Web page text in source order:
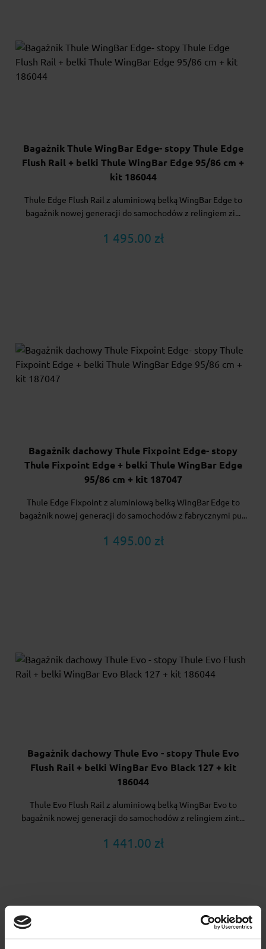
Bagażnik Thule WingBar Edge- stopy Thule Edge
Flush Rail + belki Thule WingBar Edge 95/86 cm +
kit 186044
Thule Edge Flush Rail z aluminiową belką WingBar Edge to
bagażnik nowej generacji do samochodów z relingiem zi...
1 495.00 zł
Bagażnik dachowy Thule Fixpoint Edge- stopy
Thule Fixpoint Edge + belki Thule WingBar Edge
95/86 cm + kit 187047
Thule Edge Fixpoint z aluminiową belką WingBar Edge to
bagażnik nowej generacji do samochodów z fabrycznymi pu...
1 495.00 zł
Bagażnik dachowy Thule Evo - stopy Thule Evo
Flush Rail + belki WingBar Evo Black 127 + kit
186044
Thule Evo Flush Rail z aluminiową belką WingBar Evo to
bagażnik nowej generacji do samochodów z relingiem zint...
1 441.00 zł